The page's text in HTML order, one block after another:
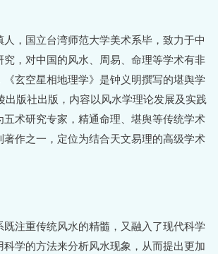
，国立台湾师范大学美术系毕，致力于中
究，对中国的风水、周易、命理等学术有非
玄空星相地理学》是钟义明撰写的堪舆学
出版社出版，内容以风水学理论发展及实践
五术研究专家，精通命理、堪舆等传统学术
作之一，定位为结合天文易理的高级学术
注重传统风水的精髓，又融入了现代科学
学的方法来分析风水现象，从而提出更加